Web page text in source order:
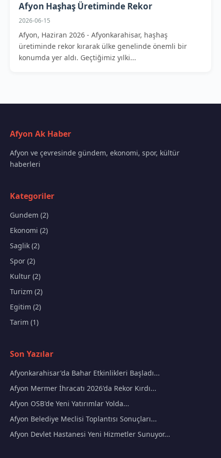
Afyon Haşhaş Üretiminde Rekor
2026-06-15
Afyon, Haziran 2026 - Afyonkarahisar, haşhaş
üretiminde rekor kırarak ülke genelinde önemli bir
konumda yer aldı. Geçtiğimiz yılki...
Afyon Ak Haber
Afyon ve çevresinde gündem, ekonomi, spor, kültür
haberleri
Kategoriler
Gundem (2)
Ekonomi (2)
Saglik (2)
Spor (2)
Kultur (2)
Turizm (2)
Egitim (2)
Tarim (1)
Son Yazılar
Afyonkarahisar'da Bahar Etkinlikleri Başladı...
Afyon Mermer İhracatı 2026'da Rekor Kırdı...
Afyon OSB'de Yeni Yatırımlar Yolda...
Afyon Belediye Meclisi Toplantısı Sonuçları...
Afyon Devlet Hastanesi Yeni Hizmetler Sunuyor...